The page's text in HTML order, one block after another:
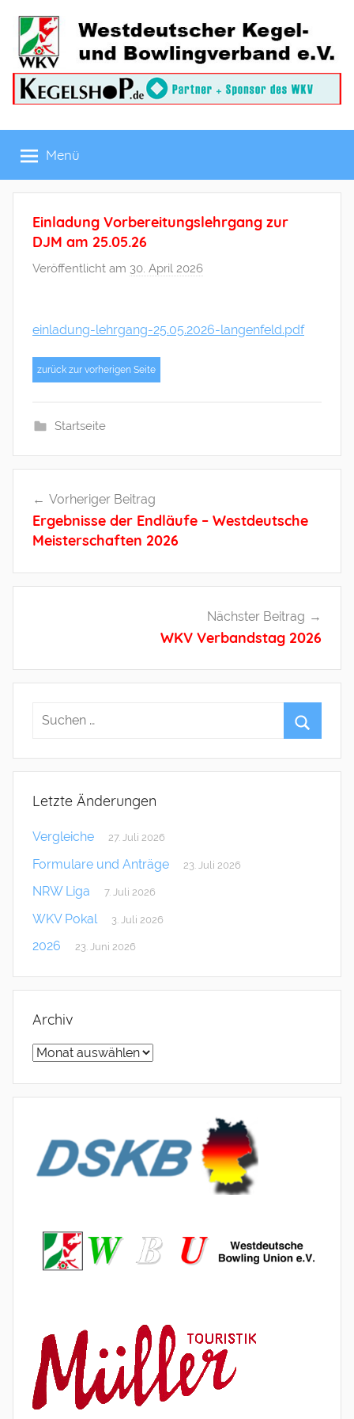
Inhalt
springen
Westdeutscher
Kegel-
und
Bowlingverband
Menü
Einladung Vorbereitungslehrgang zur
DJM am 25.05.26
Veröffentlicht am 30. April 2026
f
e
i
einladung-lehrgang-25.05.2026-langenfeld.pdf
zurück zur vorherigen Seite
Startseite
Vorheriger Beitrag
Ergebnisse der Endläufe – Westdeutsche
Meisterschaften 2026
Nächster Beitrag
WKV Verbandstag 2026
Letzte Änderungen
Vergleiche 27. Juli 2026
Formulare und Anträge 23. Juli 2026
NRW Liga 7. Juli 2026
WKV Pokal 3. Juli 2026
2026 23. Juni 2026
Archiv
Archiv